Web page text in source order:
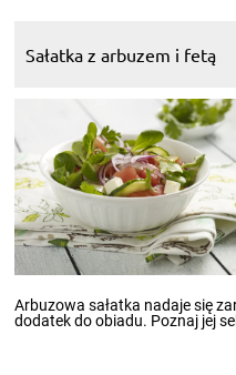
Sałatka z arbuzem i fetą
Arbuzowa sałatka nadaje się
dodatek do obiadu. Poznaj jej